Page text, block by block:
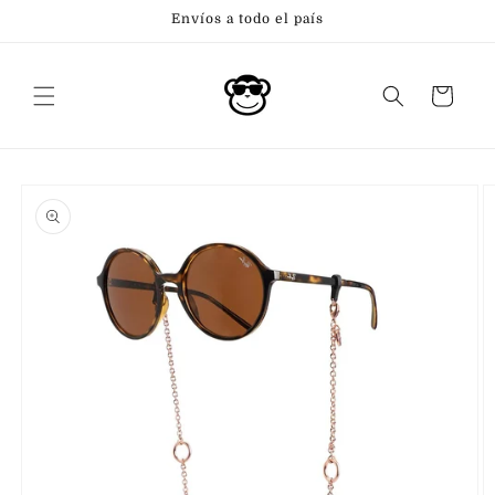
Envíos a todo el país
Carrito
a la
información
del producto